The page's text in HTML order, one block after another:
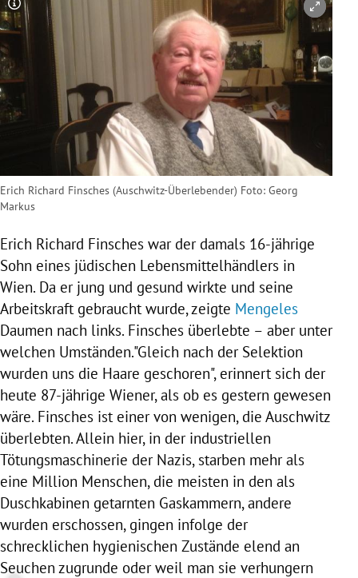
Untermenü
Untermenü
Copyright-Hinweis öffnen/schließen
Erich Richard Finsches (Auschwitz-Überlebender) Foto: Georg
Markus
Erich Richard Finsches war der damals 16-jährige
Sohn eines jüdischen Lebensmittelhändlers in
Wien. Da er jung und gesund wirkte und seine
Arbeitskraft gebraucht wurde, zeigte Mengeles
Daumen nach links. Finsches überlebte – aber unter
welchen Umständen."Gleich nach der Selektion
wurden uns die Haare geschoren", erinnert sich der
heute 87-jährige Wiener, als ob es gestern gewesen
wäre. Finsches ist einer von wenigen, die Auschwitz
überlebten. Allein hier, in der industriellen
Tötungsmaschinerie der Nazis, starben mehr als
eine Million Menschen, die meisten in den als
Duschkabinen getarnten Gaskammern, andere
wurden erschossen, gingen infolge der
schrecklichen hygienischen Zustände elend an
Seuchen zugrunde oder weil man sie verhungern